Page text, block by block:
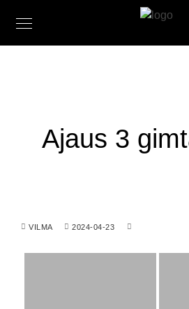
Ajaus 3
VILMA 2024-04-23